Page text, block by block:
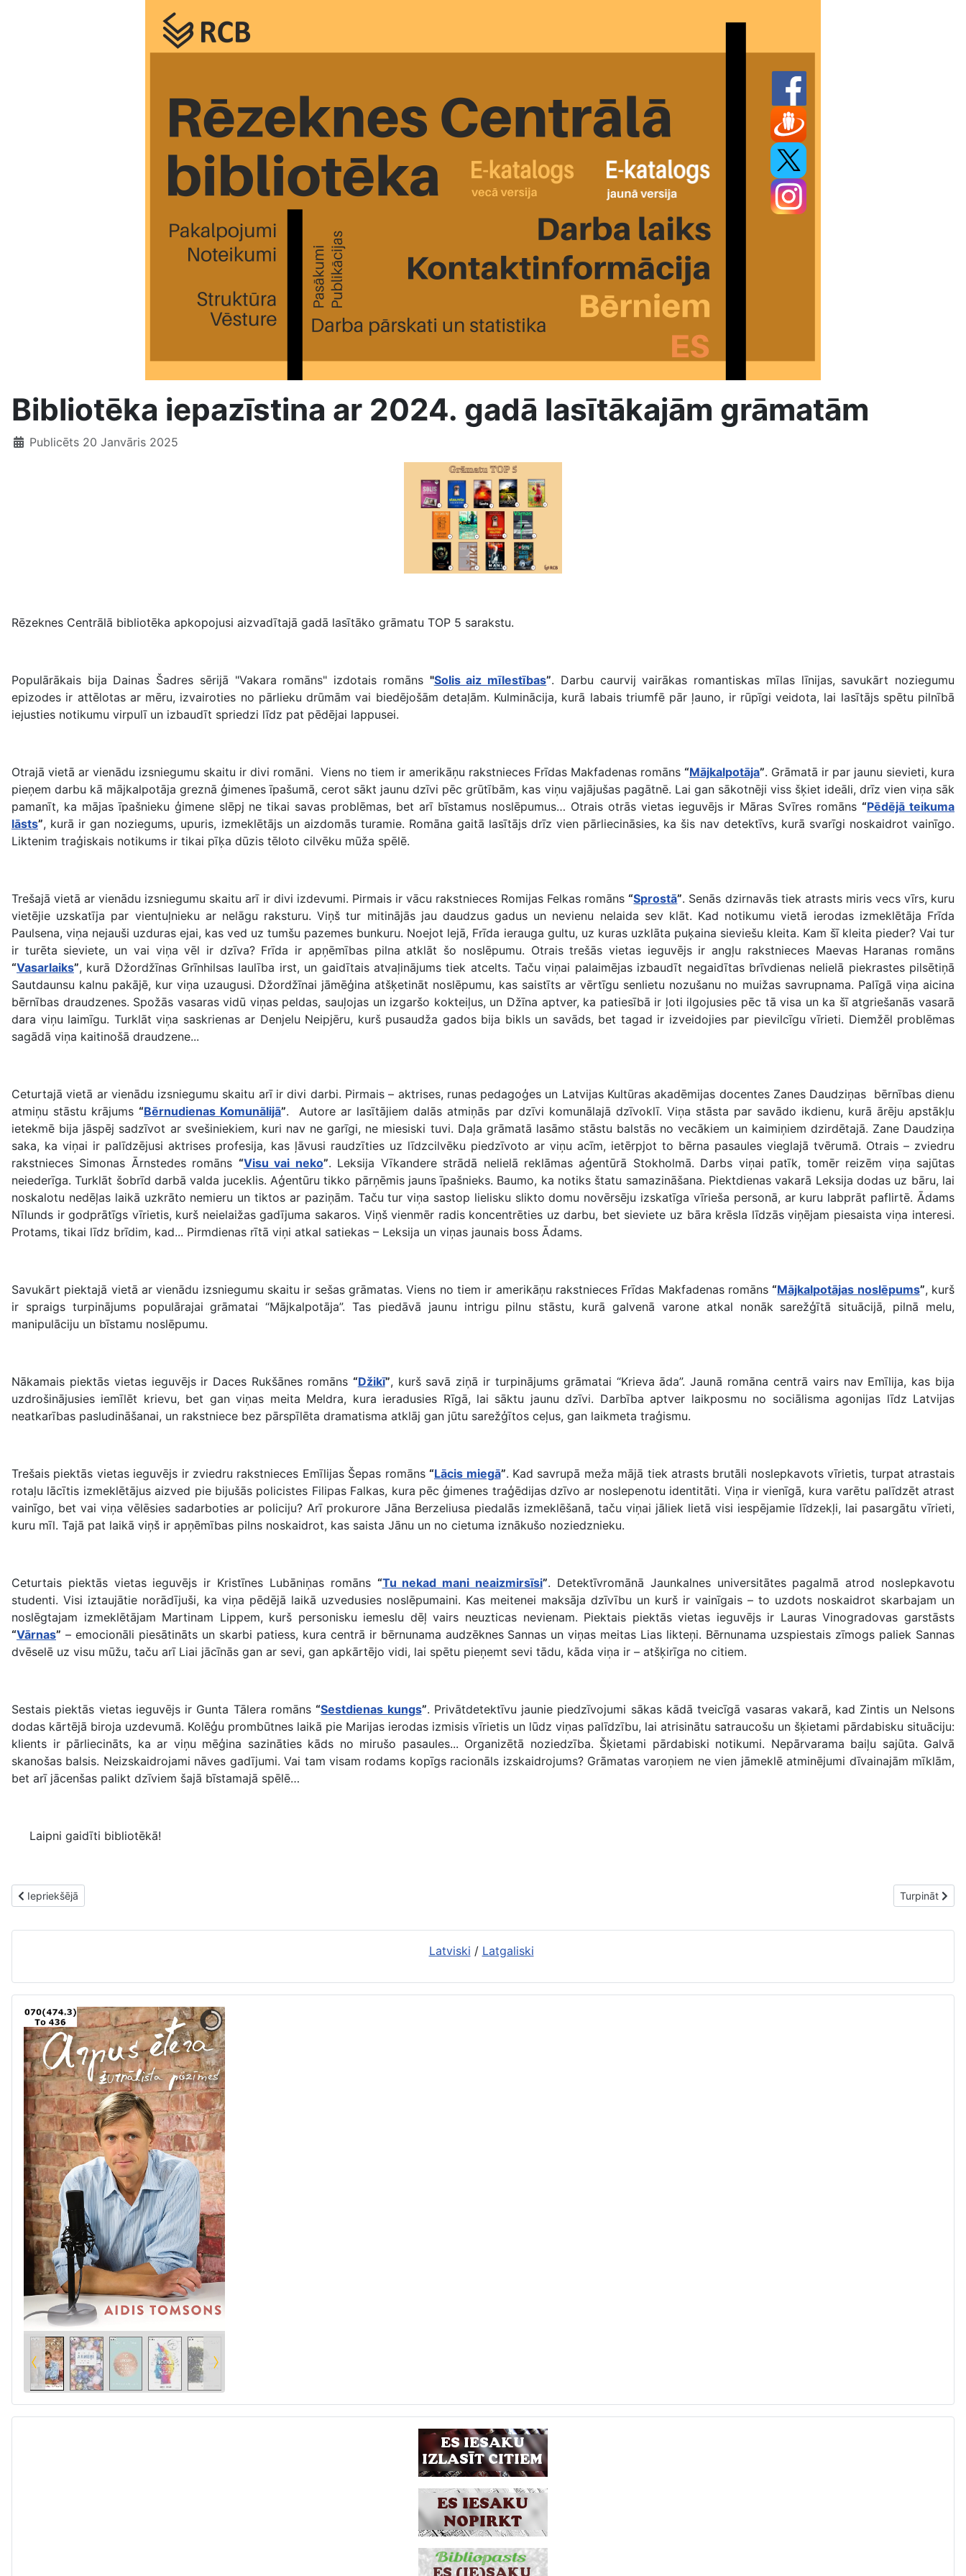
Bibliotēka iepazīstina ar 2024. gadā lasītākajām grāmatām
Publicēts 20 Janvāris 2025
Rēzeknes Centrālā bibliotēka apkopojusi aizvadītajā gadā lasītāko grāmatu TOP 5 sarakstu.
Populārākais bija Dainas Šadres sērijā "Vakara romāns" izdotais romāns "Solis aiz mīlestības”. Darbu caurvij vairākas romantiskas mīlas līnijas, savukārt noziegumu
epizodes ir attēlotas ar mēru, izvairoties no pārlieku drūmām vai biedējošām detaļām. Kulminācija, kurā labais triumfē pār ļauno, ir rūpīgi veidota, lai lasītājs spētu pilnībā
iejusties notikumu virpulī un izbaudīt spriedzi līdz pat pēdējai lappusei.
Otrajā vietā ar vienādu izsniegumu skaitu ir divi romāni. Viens no tiem ir amerikāņu rakstnieces Frīdas Makfadenas romāns “Mājkalpotāja”. Grāmatā ir par jaunu sievieti, kura
pieņem darbu kā mājkalpotāja greznā ģimenes īpašumā, cerot sākt jaunu dzīvi pēc grūtībām, kas viņu vajājušas pagātnē. Lai gan sākotnēji viss šķiet ideāli, drīz vien viņa sāk
pamanīt, ka mājas īpašnieku ģimene slēpj ne tikai savas problēmas, bet arī bīstamus noslēpumus… Otrais otrās vietas ieguvējs ir Māras Svīres romāns“Pēdējā teikuma
lāsts”, kurā ir gan noziegums, upuris, izmeklētājs un aizdomās turamie. Romāna gaitā lasītājs drīz vien pārliecināsies, ka šis nav detektīvs, kurā svarīgi noskaidrot vainīgo.
Liktenim traģiskais notikums ir tikai pīķa dūzis tēloto cilvēku mūža spēlē.
Trešajā vietā ar vienādu izsniegumu skaitu arī ir divi izdevumi. Pirmais ir vācu rakstnieces Romijas Felkas romāns“Sprostā”. Senās dzirnavās tiek atrasts miris vecs vīrs, kuru
vietējie uzskatīja par vientuļnieku ar nelāgu raksturu. Viņš tur mitinājās jau daudzus gadus un nevienu nelaida sev klāt. Kad notikumu vietā ierodas izmeklētāja Frīda
Paulsena, viņa nejauši uzduras ejai, kas ved uz tumšu pazemes bunkuru. Noejot lejā, Frīda ierauga gultu, uz kuras uzklāta puķaina sieviešu kleita. Kam šī kleita pieder? Vai tur
ir turēta sieviete, un vai viņa vēl ir dzīva? Frīda ir apņēmības pilna atklāt šo noslēpumu. Otrais trešās vietas ieguvējs ir angļu rakstnieces Maevas Haranas romāns
“Vasarlaiks”, kurā Džordžīnas Grīnhilsas laulība irst, un gaidītais atvaļinājums tiek atcelts. Taču viņai palaimējas izbaudīt negaidītas brīvdienas nelielā piekrastes pilsētiņā
Sautdaunsu kalnu pakājē, kur viņa uzaugusi. Džordžīnai jāmēģina atšķetināt noslēpumu, kas saistīts ar vērtīgu senlietu nozušanu no muižas savrupnama. Palīgā viņa aicina
bērnības draudzenes. Spožās vasaras vidū viņas peldas, sauļojas un izgaršo kokteiļus, un Džīna aptver, ka patiesībā ir ļoti ilgojusies pēc tā visa un ka šī atgriešanās vasarā
dara viņu laimīgu. Turklāt viņa saskrienas ar Denjelu Neipjēru, kurš pusaudža gados bija bikls un savāds, bet tagad ir izveidojies par pievilcīgu vīrieti. Diemžēl problēmas
sagādā viņa kaitinošā draudzene...
Ceturtajā vietā ar vienādu izsniegumu skaitu arī ir divi darbi. Pirmais – aktrises, runas pedagoģes un Latvijas Kultūras akadēmijas docentes Zanes Daudziņas bērnības dienu
atmiņu stāstu krājums“Bērnudienas Komunālijā”. Autore ar lasītājiem dalās atmiņās par dzīvi komunālajā dzīvoklī. Viņa stāsta par savādo ikdienu, kurā ārēju apstākļu
ietekmē bija jāspēj sadzīvot ar svešiniekiem, kuri nav ne garīgi, ne miesiski tuvi. Daļa grāmatā lasāmo stāstu balstās no vecākiem un kaimiņiem dzirdētajā. Zane Daudziņa
saka, ka viņai ir palīdzējusi aktrises profesija, kas ļāvusi raudzīties uz līdzcilvēku piedzīvoto ar viņu acīm, ietērpjot to bērna pasaules vieglajā tvērumā. Otrais – zviedru
rakstnieces Simonas Ārnstedes romāns “Visu vai neko”. Leksija Vīkandere strādā nelielā reklāmas aģentūrā Stokholmā. Darbs viņai patīk, tomēr reizēm viņa sajūtas
neiederīga. Turklāt šobrīd darbā valda juceklis. Aģentūru tikko pārņēmis jauns īpašnieks. Baumo, ka notiks štatu samazināšana. Piektdienas vakarā Leksija dodas uz bāru, lai
noskalotu nedēļas laikā uzkrāto nemieru un tiktos ar paziņām. Taču tur viņa sastop lielisku slikto domu novērsēju izskatīga vīrieša personā, ar kuru labprāt paflirtē. Ādams
Nīlunds ir godprātīgs vīrietis, kurš neielaižas gadījuma sakaros. Viņš vienmēr radis koncentrēties uz darbu, bet sieviete uz bāra krēsla līdzās viņējam piesaista viņa interesi.
Protams, tikai līdz brīdim, kad... Pirmdienas rītā viņi atkal satiekas – Leksija un viņas jaunais boss Ādams.
Savukārt piektajā vietā ar vienādu izsniegumu skaitu ir sešas grāmatas. Viens no tiem ir amerikāņu rakstnieces Frīdas Makfadenas romāns“Mājkalpotājas noslēpums”, kurš
ir spraigs turpinājums populārajai grāmatai “Mājkalpotāja”. Tas piedāvā jaunu intrigu pilnu stāstu, kurā galvenā varone atkal nonāk sarežģītā situācijā, pilnā melu,
manipulāciju un bīstamu noslēpumu.
Nākamais piektās vietas ieguvējs ir Daces Rukšānes romāns “Džikī”, kurš savā ziņā ir turpinājums grāmatai “Krieva āda”. Jaunā romāna centrā vairs nav Emīlija, kas bija
uzdrošinājusies iemīlēt krievu, bet gan viņas meita Meldra, kura ieradusies Rīgā, lai sāktu jaunu dzīvi. Darbība aptver laikposmu no sociālisma agonijas līdz Latvijas
neatkarības pasludināšanai, un rakstniece bez pārspīlēta dramatisma atklāj gan jūtu sarežģītos ceļus, gan laikmeta traģismu.
Trešais piektās vietas ieguvējs ir zviedru rakstnieces Emīlijas Šepas romāns“Lācis miegā”. Kad savrupā meža mājā tiek atrasts brutāli noslepkavots vīrietis, turpat atrastais
rotaļu lācītis izmeklētājus aizved pie bijušās policistes Filipas Falkas, kura pēc ģimenes traģēdijas dzīvo ar noslepenotu identitāti. Viņa ir vienīgā, kura varētu palīdzēt atrast
vainīgo, bet vai viņa vēlēsies sadarboties ar policiju? Arī prokurore Jāna Berzeliusa piedalās izmeklēšanā, taču viņai jāliek lietā visi iespējamie līdzekļi, lai pasargātu vīrieti,
kuru mīl. Tajā pat laikā viņš ir apņēmības pilns noskaidrot, kas saista Jānu un no cietuma iznākušo noziedznieku.
Ceturtais piektās vietas ieguvējs ir Kristīnes Lubāniņas romāns “Tu nekad mani neaizmirsīsi”. Detektīvromānā Jaunkalnes universitātes pagalmā atrod noslepkavotu
studenti. Visi iztaujātie norādījuši, ka viņa pēdējā laikā uzvedusies noslēpumaini. Kas meitenei maksāja dzīvību un kurš ir vainīgais – to uzdots noskaidrot skarbajam un
noslēgtajam izmeklētājam Martinam Lippem, kurš personisku iemeslu dēļ vairs neuzticas nevienam. Piektais piektās vietas ieguvējs ir Lauras Vinogradovas garstāsts
“Vārnas” – emocionāli piesātināts un skarbi patiess, kura centrā ir bērnunama audzēknes Sannas un viņas meitas Lias likteņi. Bērnunama uzspiestais zīmogs paliek Sannas
dvēselē uz visu mūžu, taču arī Liai jācīnās gan ar sevi, gan apkārtējo vidi, lai spētu pieņemt sevi tādu, kāda viņa ir – atšķirīga no citiem.
Sestais piektās vietas ieguvējs ir Gunta Tālera romāns“Sestdienas kungs”. Privātdetektīvu jaunie piedzīvojumi sākas kādā tveicīgā vasaras vakarā, kad Zintis un Nelsons
dodas kārtējā biroja uzdevumā. Kolēģu prombūtnes laikā pie Marijas ierodas izmisis vīrietis un lūdz viņas palīdzību, lai atrisinātu satraucošu un šķietami pārdabisku situāciju:
klients ir pārliecināts, ka ar viņu mēģina sazināties kāds no mirušo pasaules... Organizētā noziedzība. Šķietami pārdabiski notikumi. Nepārvarama baiļu sajūta. Galvā
skanošas balsis. Neizskaidrojami nāves gadījumi. Vai tam visam rodams kopīgs racionāls izskaidrojums? Grāmatas varoņiem ne vien jāmeklē atminējumi dīvainajām mīklām,
bet arī jācenšas palikt dzīviem šajā bīstamajā spēlē…
Laipni gaidīti bibliotēkā!
Iepriekšējais raksts: Jaunās grāmatas. 1. februāris
Iepriekšējā Nākamais
Turpināt
Latviski / Latgaliski